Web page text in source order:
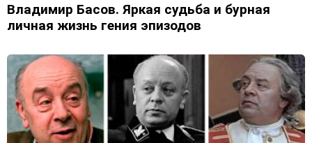
Владимир Басов. Яркая судьба и бурная
личная жизнь гения эпизодов